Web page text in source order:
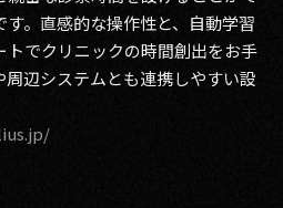
。直感的な操作性と、自動学習
でクリニックの時間創出をお手
辺システムとも連携しやすい設